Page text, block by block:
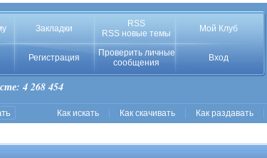
Закладки
RSS
RSS новые темы
Мой Клуб
Регистрация
Проверить личные
сообщения
Вход
4 268 454
Как искать Как скачивать Как раздавать